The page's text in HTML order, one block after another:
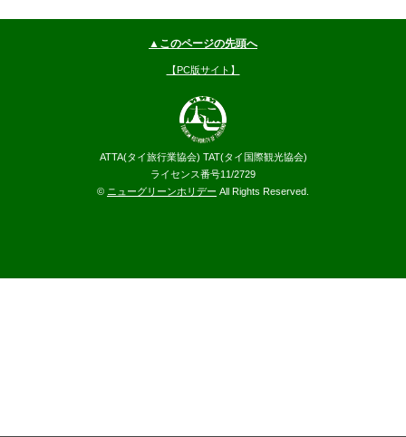
▲このページの先頭へ
【PC版サイト】
ATTA(タイ旅行業協会) TAT(タイ国際観光協会)
ライセンス番号11/2729
© ニューグリーンホリデー All Rights Reserved.